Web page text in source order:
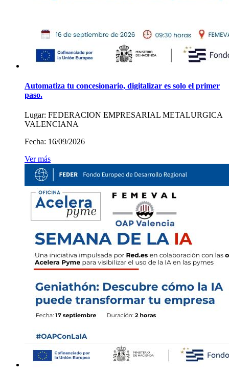
Automatiza tu concesionario, digitalizar es solo el primer
paso.
Lugar: FEDERACION EMPRESARIAL METALURGICA
VALENCIANA
Fecha: 16/09/2026
Ver más